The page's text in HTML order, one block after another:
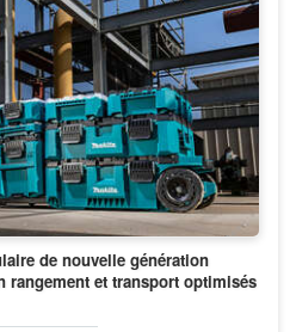
de nouvelle génération
rangement et transport optimisés